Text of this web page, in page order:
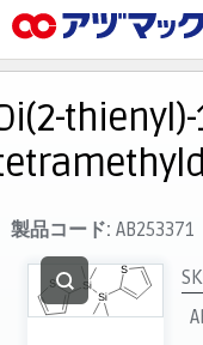
お気に入り
カート
マイアカウント
主要取扱ブランド
代理店一覧
thienyl)-
製品コード: AB253371